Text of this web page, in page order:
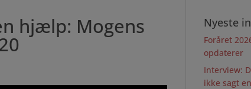
hjælp: Mogens Nyeste
Foråret
opdaterer
Interview:
ikke sagt